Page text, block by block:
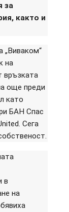
за
както и
„Виваком“
на
връзката
още преди
като
БАН Спас
Сега
в
на